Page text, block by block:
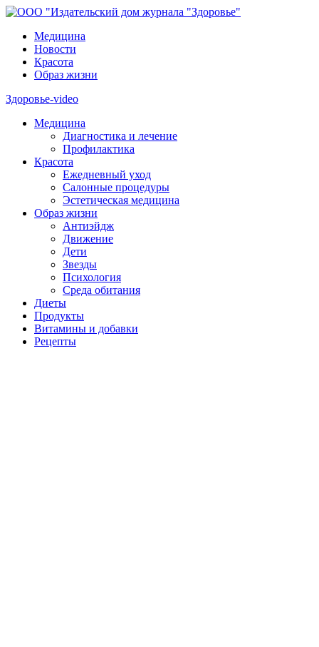
Медицина
Новости
Красота
Образ жизни
Здоровье-video
Медицина
Диагностика и лечение
Профилактика
Красота
Ежедневный уход
Салонные процедуры
Эстетическая медицина
Образ жизни
Антиэйдж
Движение
Дети
Звезды
Психология
Среда обитания
Диеты
Продукты
Витамины и добавки
Рецепты